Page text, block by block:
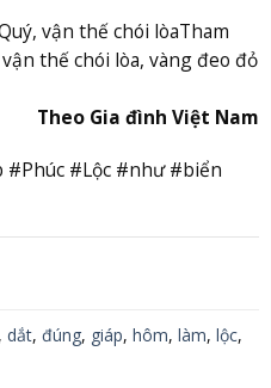
vận thế chói lòaTham
thế chói lòa, vàng đeo đỏ
Theo Gia đình Việt Nam
#Lộc #như #biển
, dắt, đúng, giáp, hôm, làm, lộc,